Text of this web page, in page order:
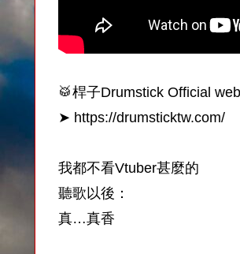
🥁桿子Drumstick Official
➤ https://drumsticktw.com/
我都不看Vtuber甚麼的
聽歌以後：
真…真香